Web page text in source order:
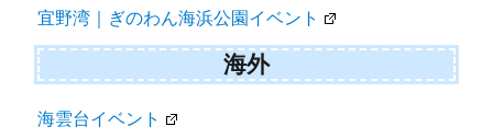
宜野湾｜ぎのわん海浜公園イベント
海外
海雲台イベント